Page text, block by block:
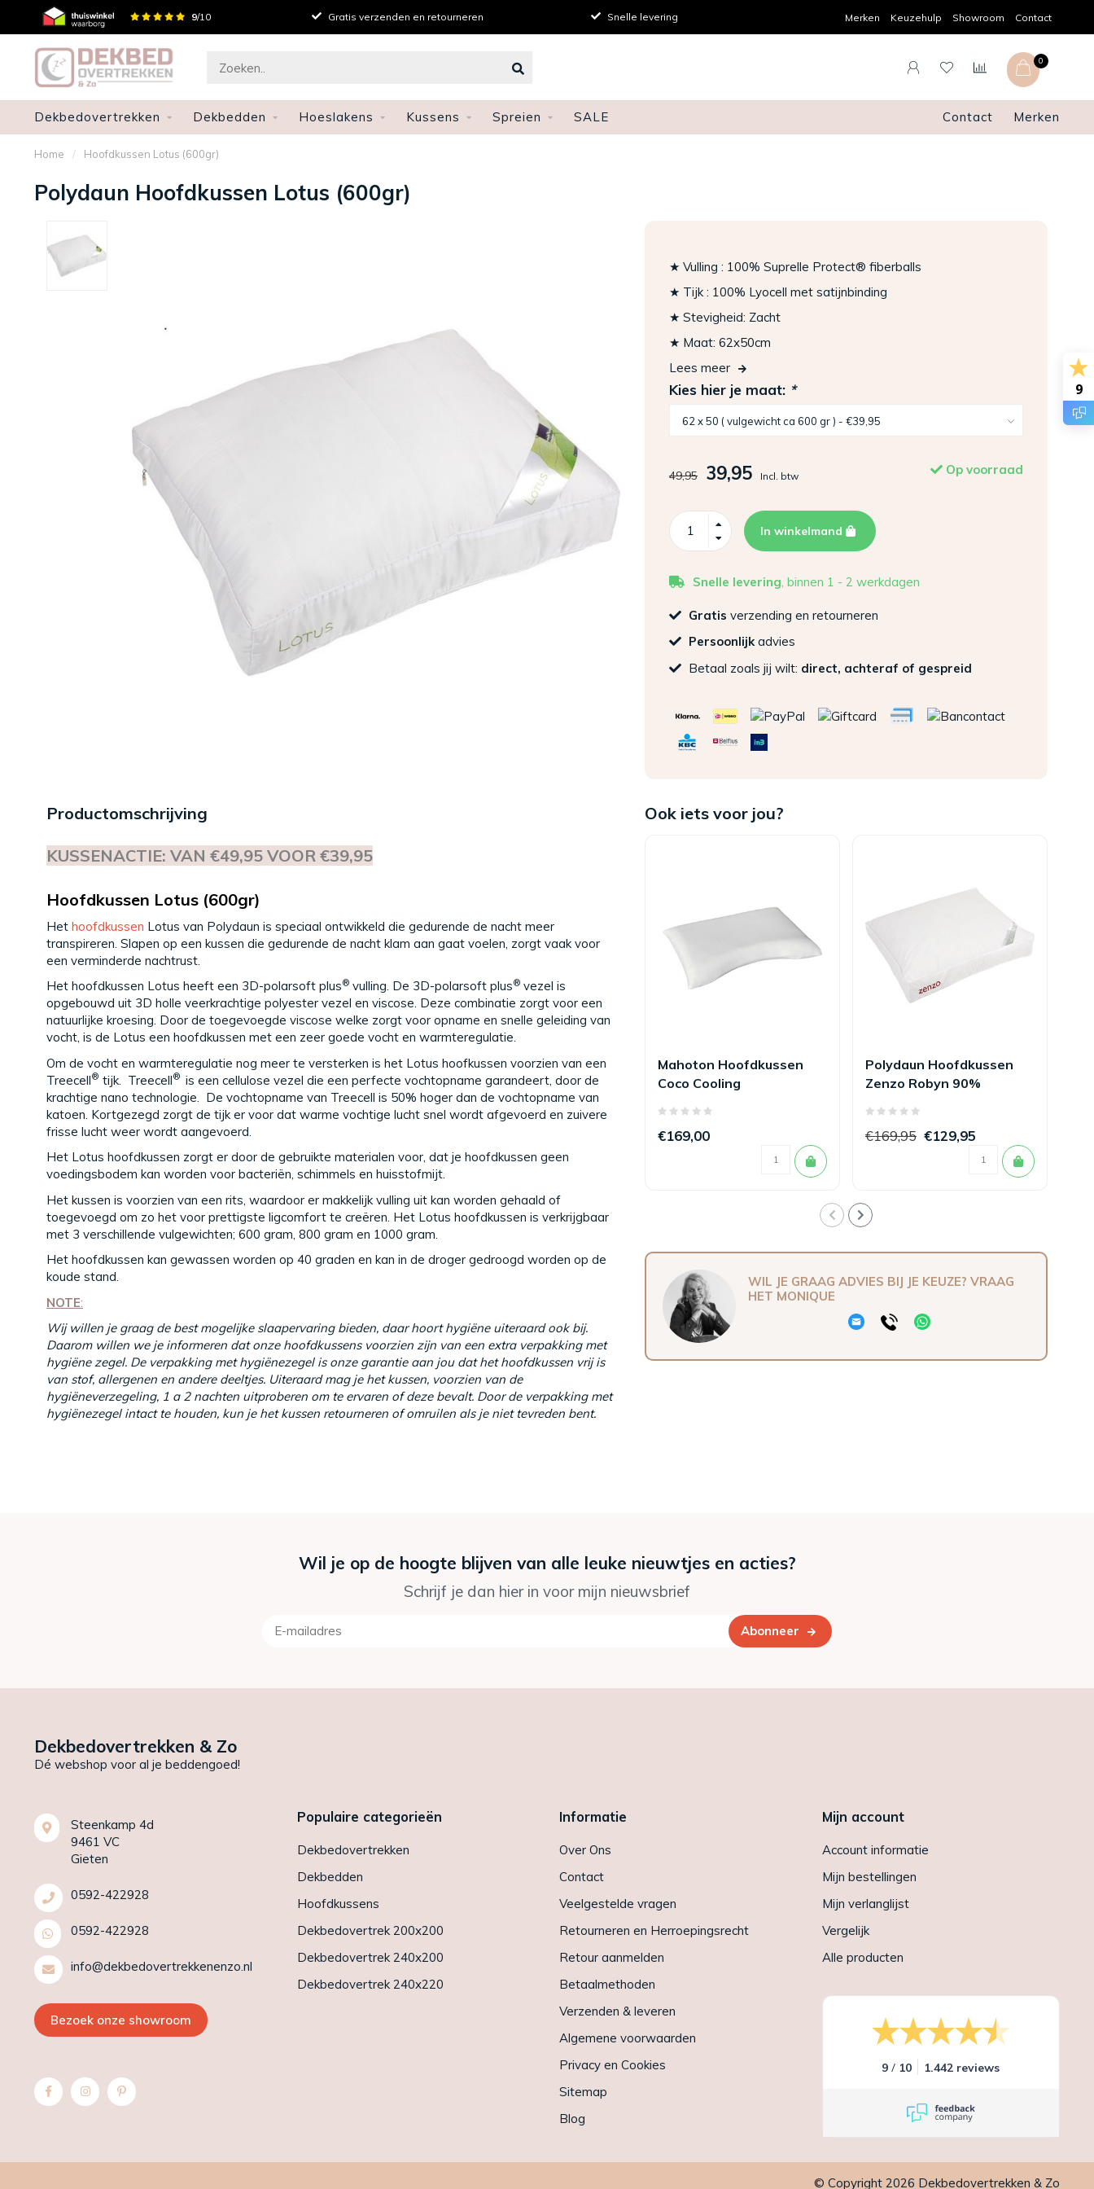
9/10
Persoonlijk advies Gratis verzenden en retourneren Snelle levering Achteraf betalen
Merken Keuzehulp Showroom Contact
0
Dekbedovertrekken Dekbedden Hoeslakens Kussens Spreien SALE Contact Merken
Home / Hoofdkussen Lotus (600gr)
Polydaun Hoofdkussen Lotus (600gr)
★ Vulling : 100% Suprelle Protect® fiberballs
★ Tijk : 100% Lyocell met satijnbinding
★ Stevigheid: Zacht
★ Maat: 62x50cm
Lees meer
Kies hier je maat: *
49,95 39,95 Incl. btw Op voorraad
In winkelmand
Snelle levering , binnen 1 - 2 werkdagen
Gratis verzending en retourneren
Persoonlijkadvies
Betaal zoals jij wilt: direct, achteraf of gespreid
Productomschrijving
KUSSENACTIE: VAN €49,95 VOOR €39,95
Hoofdkussen Lotus (600gr)
Het hoofdkussen Lotus van Polydaun is speciaal ontwikkeld die gedurende de nacht meer
transpireren. Slapen op een kussen die gedurende de nacht klam aan gaat voelen, zorgt vaak voor
een verminderde nachtrust.
Het hoofdkussen Lotus heeft een 3D-polarsoft plus® vulling. De 3D-polarsoft plus® vezel is
opgebouwd uit 3D holle veerkrachtige polyester vezel en viscose. Deze combinatie zorgt voor een
natuurlijke kroesing. Door de toegevoegde viscose welke zorgt voor opname en snelle geleiding van
vocht, is de Lotus een hoofdkussen met een zeer goede vocht en warmteregulatie.
Om de vocht en warmteregulatie nog meer te versterken is het Lotus hoofkussen voorzien van een
Treecell® tijk. Treecell® is een cellulose vezel die een perfecte vochtopname garandeert, door de
krachtige nano technologie. De vochtopname van Treecell is 50% hoger dan de vochtopname van
katoen. Kortgezegd zorgt de tijk er voor dat warme vochtige lucht snel wordt afgevoerd en zuivere
frisse lucht weer wordt aangevoerd.
Het Lotus hoofdkussen zorgt er door de gebruikte materialen voor, dat je hoofdkussen geen
voedingsbodem kan worden voor bacteriën, schimmels en huisstofmijt.
Het kussen is voorzien van een rits, waardoor er makkelijk vulling uit kan worden gehaald of
toegevoegd om zo het voor prettigste ligcomfort te creëren. Het Lotus hoofdkussen is verkrijgbaar
met 3 verschillende vulgewichten; 600 gram, 800 gram en 1000 gram.
Het hoofdkussen kan gewassen worden op 40 graden en kan in de droger gedroogd worden op de
koude stand.
NOTE:
Wij willen je graag de best mogelijke slaapervaring bieden, daar hoort hygiëne uiteraard ook bij.
Daarom willen we je informeren dat onze hoofdkussens voorzien zijn van een extra verpakking met
hygiëne zegel. De verpakking met hygiënezegel is onze garantie aan jou dat het hoofdkussen vrij is
van stof, allergenen en andere deeltjes. Uiteraard mag je het kussen, voorzien van de
hygiëneverzegeling, 1 a 2 nachten uitproberen om te ervaren of deze bevalt. Door de verpakking met
hygiënezegel intact te houden, kun je het kussen retourneren of omruilen als je niet tevreden bent.
Ook iets voor jou?
Mahoton Hoofdkussen
Coco Cooling
€169,00
Polydaun Hoofdkussen
Zenzo Robyn 90%
€169,95 €129,95
WIL JE GRAAG ADVIES BIJ JE KEUZE? VRAAG
HET MONIQUE
9
Wil je op de hoogte blijven van alle leuke nieuwtjes en acties?
Schrijf je dan hier in voor mijn nieuwsbrief
Abonneer
Dekbedovertrekken & Zo
Dé webshop voor al je beddengoed!
Steenkamp 4d
9461 VC
Gieten
0592-422928
0592-422928
info@dekbedovertrekkenenzo.nl
Bezoek onze showroom
Populaire categorieën
Dekbedovertrekken
Dekbedden
Hoofdkussens
Dekbedovertrek 200x200
Dekbedovertrek 240x200
Dekbedovertrek 240x220
Informatie
Over Ons
Contact
Veelgestelde vragen
Retourneren en Herroepingsrecht
Retour aanmelden
Betaalmethoden
Verzenden & leveren
Algemene voorwaarden
Privacy en Cookies
Sitemap
Blog
Mijn account
Account informatie
Mijn bestellingen
Mijn verlanglijst
Vergelijk
Alle producten
9 / 10 1.442 reviews
© Copyright 2026 Dekbedovertrekken & Zo